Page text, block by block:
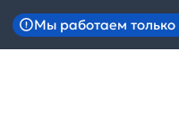
Мы работаем